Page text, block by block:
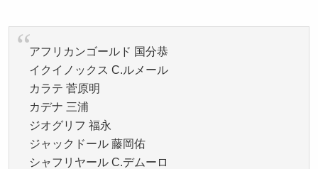
アフリカンゴールド 国分恭
イクイノックス C.ルメール
カラテ 菅原明
カデナ 三浦
ジオグリフ 福永
ジャックドール 藤岡佑
シャフリヤール C.デムーロ